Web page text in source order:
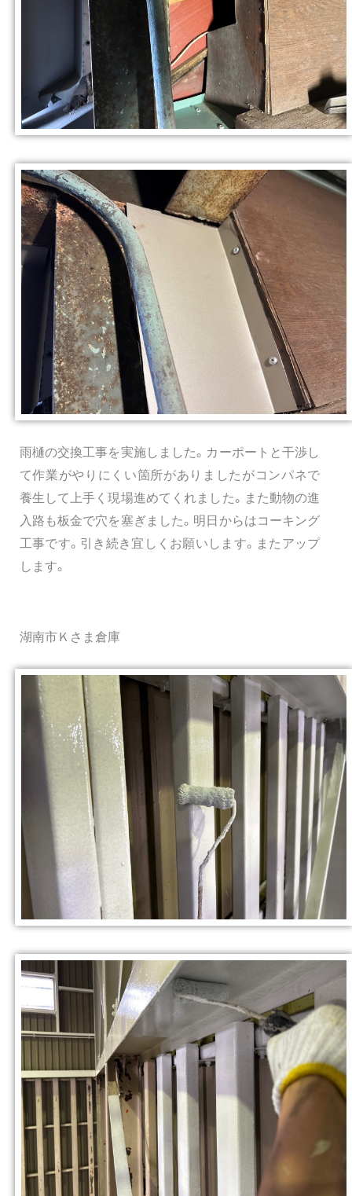
雨樋の交換工事を実施しました。カーポートと干渉し
て作業がやりにくい箇所がありましたがコンパネで
養生して上手く現場進めてくれました。また動物の進
入路も板金で穴を塞ぎました。明日からはコーキング
工事です。引き続き宜しくお願いします。またアップ
します。
湖南市Ｋさま倉庫